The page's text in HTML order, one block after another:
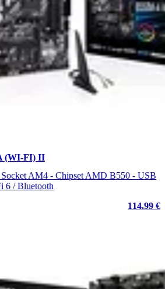
(WI-FI) II
AM4 - Chipset AMD B550 - USB
6 / Bluetooth
114.99 €